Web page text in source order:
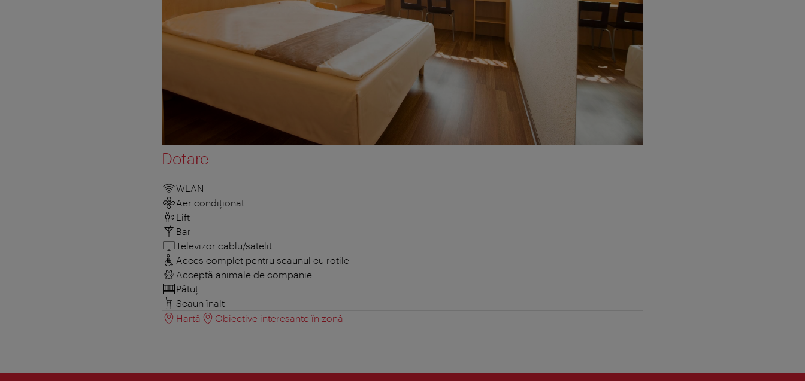
Dotare
WLAN
Aer condiționat
Lift
Bar
Televizor cablu/satelit
Acces complet pentru scaunul cu rotile
Acceptă animale de companie
Pătuţ
Scaun înalt
Hartă
Obiective interesante în zonă